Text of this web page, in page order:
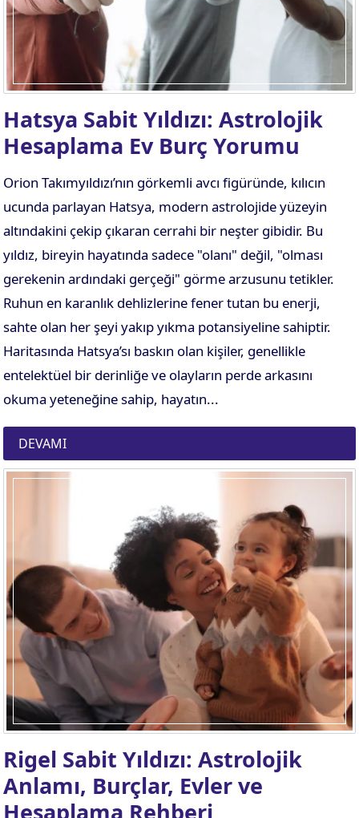
Hatsya Sabit Yıldızı: Astrolojik
Hesaplama Ev Burç Yorumu
Orion Takımyıldızı’nın görkemli avcı figüründe, kılıcın
ucunda parlayan Hatsya, modern astrolojide yüzeyin
altındakini çekip çıkaran cerrahi bir neşter gibidir. Bu
yıldız, bireyin hayatında sadece "olanı" değil, "olması
gerekenin ardındaki gerçeği" görme arzusunu tetikler.
Ruhun en karanlık dehlizlerine fener tutan bu enerji,
sahte olan her şeyi yakıp yıkma potansiyeline sahiptir.
Haritasında Hatsya’sı baskın olan kişiler, genellikle
entelektüel bir derinliğe ve olayların perde arkasını
okuma yeteneğine sahip, hayatın...
DEVAMI
Rigel Sabit Yıldızı: Astrolojik
Anlamı, Burçlar, Evler ve